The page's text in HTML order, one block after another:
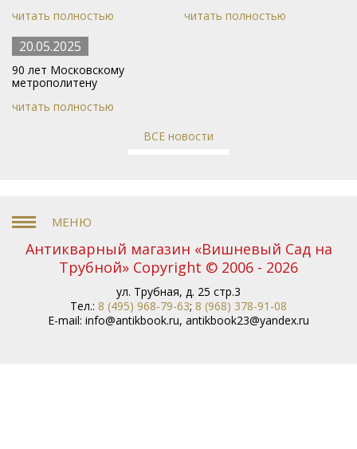
читать полностью
читать полностью
20.05.2025
90 лет Московскому
метрополитену
читать полностью
ВСЕ новости
Антикварный магазин «Вишневый Сад на
Трубной» Copyright © 2006 - 2026
ул. Трубная, д. 25 стр.3
Тел.: 8 (495) 968-79-63; 8 (968) 378-91-08
E-mail: info@antikbook.ru, antikbook23@yandex.ru